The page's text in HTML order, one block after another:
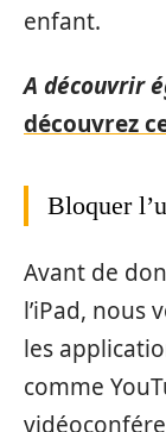
enfant.
A découvrir
découvrez
Bloquer
Avant de
l’iPad, nous
les
comme